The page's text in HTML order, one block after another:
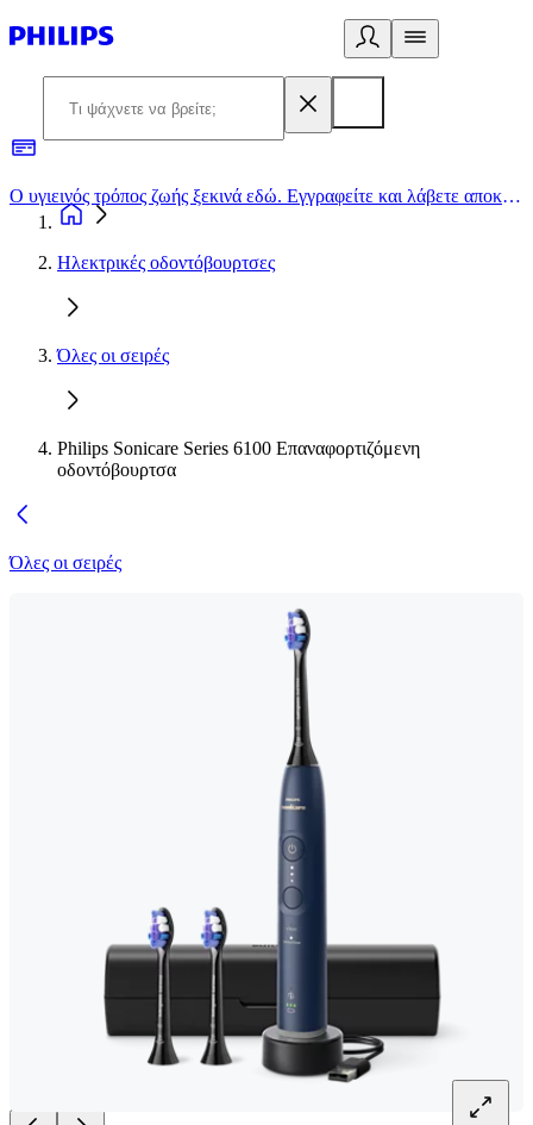
Ο υγιεινός τρόπος ζωής ξεκινά εδώ. Εγγραφείτε και λάβετε αποκλειστικές προσφορές
Ηλεκτρικές οδοντόβουρτσες
Όλες οι σειρές
Philips Sonicare Series 6100 Επαναφορτιζόμενη
οδοντόβουρτσα
Όλες οι σειρές